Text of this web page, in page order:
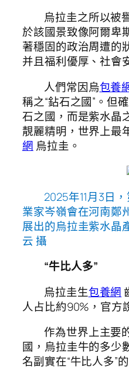
烏拉圭之所以被
於該國景致像阿爾卑
著穩固的政治周遭的
并且福利優厚、社會
人們常因烏包養
稱之“鉆石之國”。但
石之國，而是紫水晶
靚麗精明，世界上最
網 烏拉圭。
2025年11月3日
業家岑嶺會在河南鄭
展出的烏拉圭紫水晶
云 攝
“牛比人多”
烏拉圭生包養網
人占比約90%，官方
作為世界上主要
國，烏拉圭牛的多少
名副實在“牛比人多”